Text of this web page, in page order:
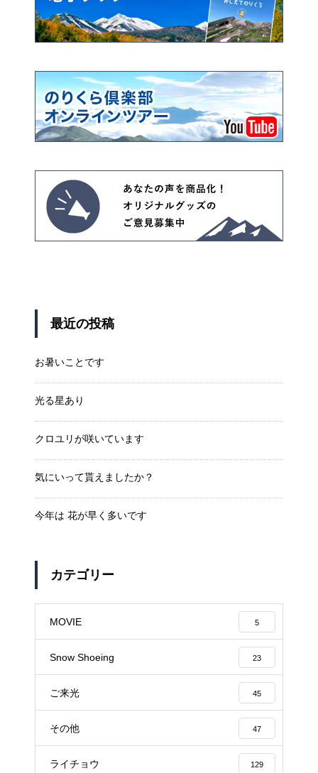
最近の投稿
お暑いことです
光る星あり
クロユリが咲いています
気にいって貰えましたか？
今年は 花が早く多いです
カテゴリー
MOVIE 5
Snow Shoeing 23
ご来光 45
その他 47
ライチョウ 129